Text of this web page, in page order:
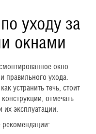
уходу за
окнами
окно
правильного ухода.
устранить течь, стоит
отмечать
эксплуатации.